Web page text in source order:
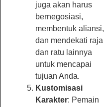
juga akan harus
bernegosiasi,
membentuk aliansi,
dan mendekati raja
dan ratu lainnya
untuk mencapai
tujuan Anda.
Kustomisasi
Karakter: Pemain